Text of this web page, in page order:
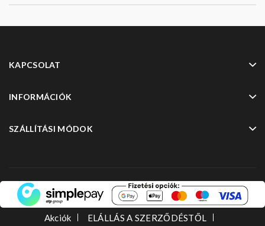
KAPCSOLAT
INFORMÁCIÓK
SZÁLLÍTÁSI MÓDOK
Akciók ELÁLLÁS A SZERZŐDÉSTŐL